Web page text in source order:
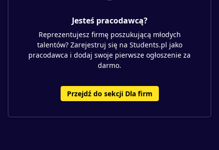
Jesteś pracodawcą?
Reprezentujesz firmę poszukującą młodych
talentów? Zarejestruj się na Students.pl jako
pracodawca i dodaj swoje pierwsze ogłoszenie za
darmo.
Przejdź do sekcji Dla firm